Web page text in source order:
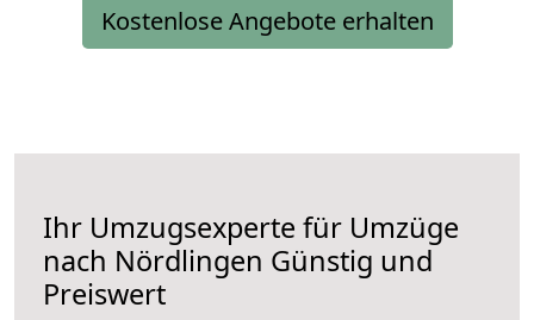
Kostenlose Angebote erhalten
Ihr Umzugsexperte für Umzüge
nach Nördlingen Günstig und
Preiswert